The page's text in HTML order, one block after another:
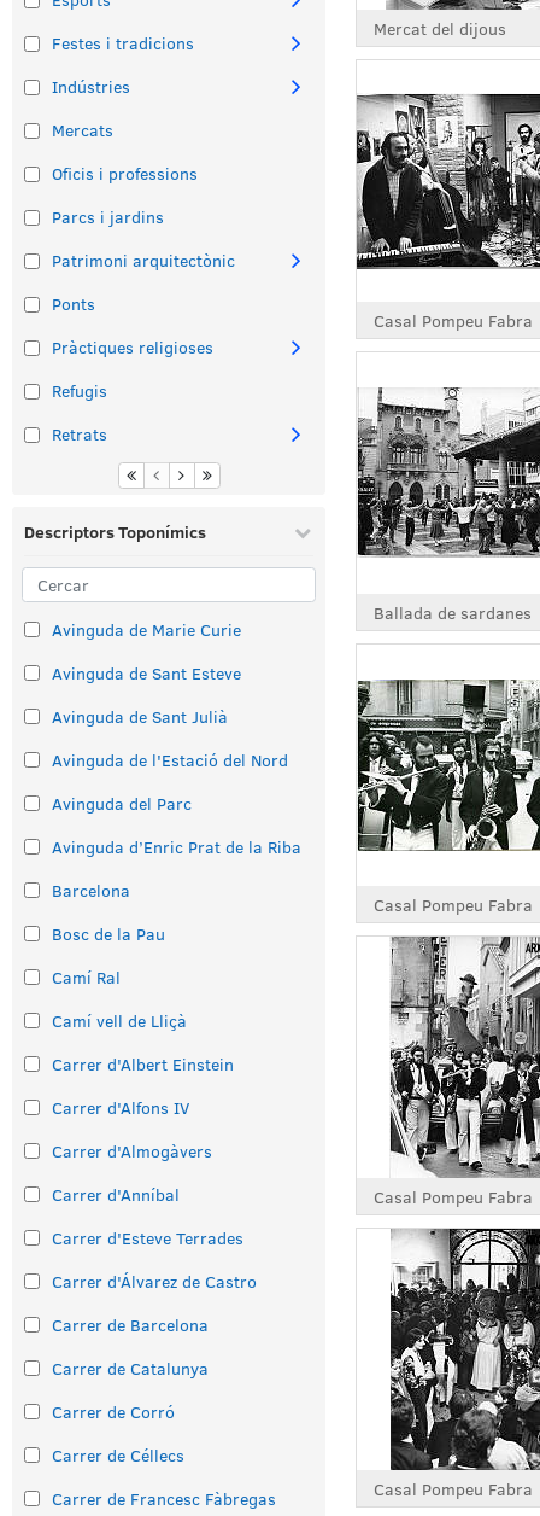
Festes i tradicions
Indústries
Mercats
Oficis i professions
Parcs i jardins
Patrimoni arquitectònic
Ponts
Pràctiques religioses
Refugis
Retrats
Descriptors Toponímics
Avinguda de Marie Curie
Avinguda de Sant Esteve
Avinguda de Sant Julià
Avinguda de l'Estació del Nord
Avinguda del Parc
Avinguda d’Enric Prat de la Riba
Barcelona
Bosc de la Pau
Camí Ral
Camí vell de Lliçà
Carrer d'Albert Einstein
Carrer d'Alfons IV
Carrer d'Almogàvers
Carrer d'Anníbal
Carrer d'Esteve Terrades
Carrer d'Álvarez de Castro
Carrer de Barcelona
Carrer de Catalunya
Carrer de Corró
Carrer de Céllecs
Carrer de Francesc Fàbregas
Mercat del dijous
Casal Pompeu Fabra
Ballada de sardanes
Casal Pompeu Fabra
Casal Pompeu Fabra
Casal Pompeu Fabra